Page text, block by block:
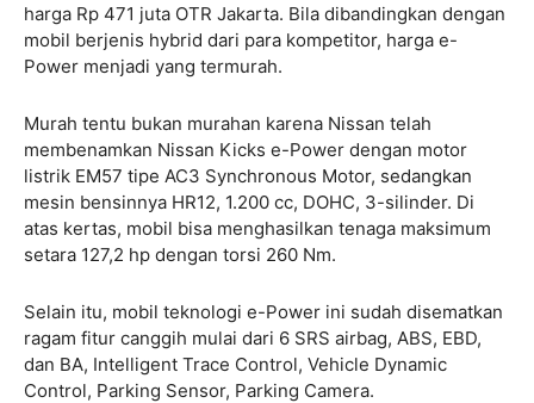
harga Rp 471 juta OTR Jakarta. Bila dibandingkan dengan
mobil berjenis hybrid dari para kompetitor, harga e-
Power menjadi yang termurah.
Murah tentu bukan murahan karena Nissan telah
membenamkan Nissan Kicks e-Power dengan motor
listrik EM57 tipe AC3 Synchronous Motor, sedangkan
mesin bensinnya HR12, 1.200 cc, DOHC, 3-silinder. Di
atas kertas, mobil bisa menghasilkan tenaga maksimum
setara 127,2 hp dengan torsi 260 Nm.
Selain itu, mobil teknologi e-Power ini sudah disematkan
ragam fitur canggih mulai dari 6 SRS airbag, ABS, EBD,
dan BA, Intelligent Trace Control, Vehicle Dynamic
Control, Parking Sensor, Parking Camera.